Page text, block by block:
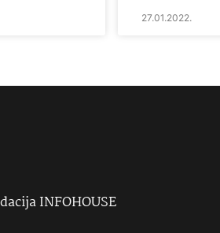
27.01.2022.
INFOHOUSE